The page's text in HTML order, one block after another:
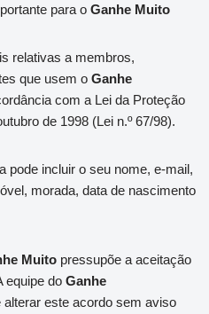
para o Ganhe Muito
relativas a membros,
que usem o Ganhe
com a Lei da Proteção
de 1998 (Lei n.º 67/98).
pode incluir o seu nome, e-mail,
morada, data de nascimento
Muito pressupõe a aceitação
equipe do Ganhe
alterar este acordo sem aviso